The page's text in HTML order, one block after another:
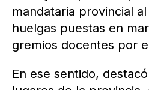
mandataria provincial
huelgas puestas en
gremios docentes por
En ese sentido,